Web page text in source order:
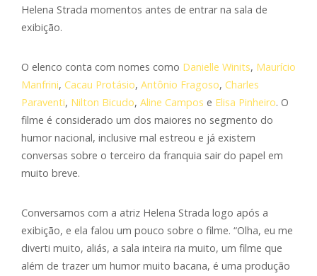
Helena Strada momentos antes de entrar na sala de
exibição.
O elenco conta com nomes como Danielle Winits, Maurício
Manfrini, Cacau Protásio, Antônio Fragoso, Charles
Paraventi, Nilton Bicudo, Aline Campos e Elisa Pinheiro. O
filme é considerado um dos maiores no segmento do
humor nacional, inclusive mal estreou e já existem
conversas sobre o terceiro da franquia sair do papel em
muito breve.
Conversamos com a atriz Helena Strada logo após a
exibição, e ela falou um pouco sobre o filme. “Olha, eu me
diverti muito, aliás, a sala inteira ria muito, um filme que
além de trazer um humor muito bacana, é uma produção